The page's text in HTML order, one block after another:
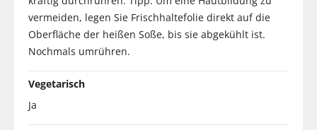
vermeiden, legen Sie Frischhaltefolie direkt auf die
Oberfläche der heißen Soße, bis sie abgekühlt ist.
Nochmals umrühren.
Vegetarisch
Ja